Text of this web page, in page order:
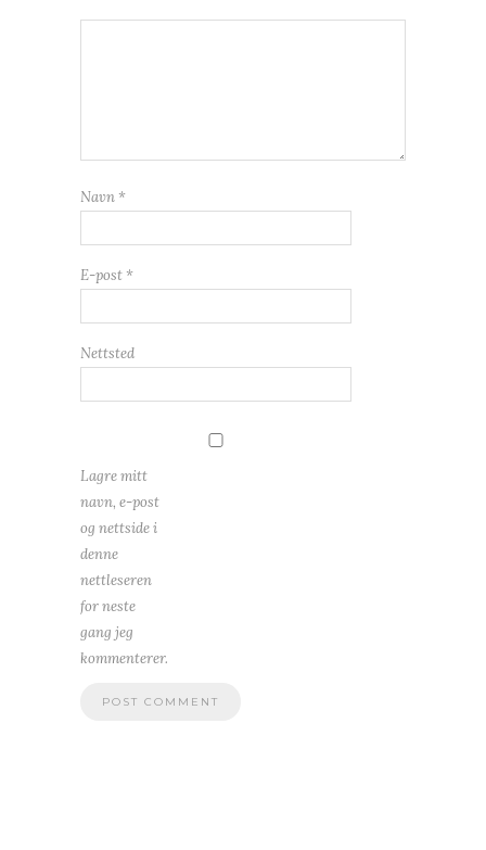
Navn *
E-post *
Nettsted
Lagre mitt
navn, e-post
og nettside i
denne
nettleseren
for neste
gang jeg
kommenterer.